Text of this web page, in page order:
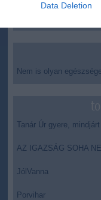
Data Deletion
Megható
Nem is olyan
Tanár Úr gyere,
AZ IGAZSÁG SOHA
JólVanna
Porvihar